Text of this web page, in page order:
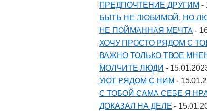
ПРЕДПОЧТЕНИЕ ДРУГИМ -
БЫТЬ НЕ ЛЮБИМОЙ, НО
НЕ ПОЙМАННАЯ МЕЧТА -
ХОЧУ ПРОСТО РЯДОМ С
ВАЖНО ТОЛЬКО ТВОЕ
МОЛЧИТЕ ЛЮДИ -
УЮТ РЯДОМ С НИМ -
С ТОБОЙ САМА СЕБЕ Я
ДОКАЗАЛ НА ДЕЛЕ -